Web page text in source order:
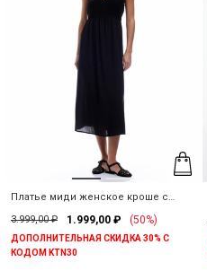
Платье миди женское кроше с
3.999,00 ₽ 1.999,00 ₽ (50%)
ДОПОЛНИТЕЛЬНАЯ СКИДКА 30% С
КОДОМ KTN30